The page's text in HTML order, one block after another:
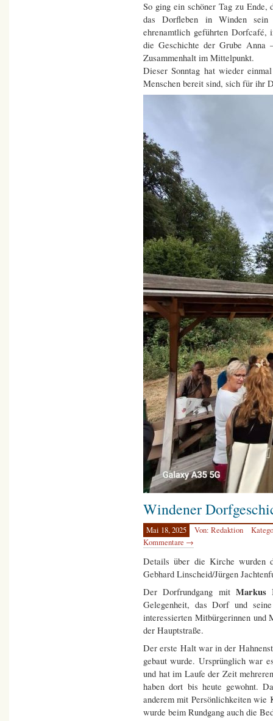
So ging ein schöner Tag zu
das Dorfleben in Winden sein
ehrenamtlich geführten Dorfcafé,
die Geschichte der Grube Anna
Zusammenhalt im Mittelpunkt.
Dieser Sonntag hat wieder
Menschen bereit sind, sich für ihr
Windener
Mai 18, 2025 Von: Redaktion
Kommentare →
Details über die Kirche wurden
Gebhard Linscheid/Jürgen
Der Dorfrundgang mit Markus
Gelegenheit, das Dorf und
interessierten Mitbürgerinnen und
der Hauptstraße.
Der erste Halt war in der
gebaut wurde. Ursprünglich war
und hat im Laufe der Zeit
haben dort bis heute gewohnt.
anderem mit Persönlichkeiten
wurde beim Rundgang auch die